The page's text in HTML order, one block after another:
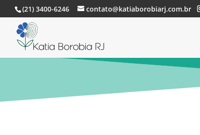
(21) 3400-6246 contato@katiaborobiarj.com.br